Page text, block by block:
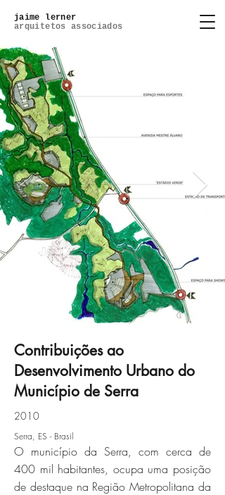
jaime lerner
arquitetos associados
Contribuições ao
Desenvolvimento Urbano do
Município de Serra
2010
Serra, ES - Brasil
O município da Serra, com cerca de
400 mil habitantes, ocupa uma posição
de destaque na Região Metropolitana da